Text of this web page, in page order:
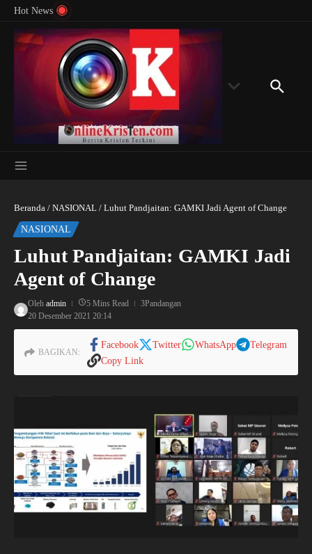
Lewati ke konten
Hot News
Beranda / NASIONAL / Luhut Pandjaitan: GAMKI Jadi Agent of Change
NASIONAL
Luhut Pandjaitan: GAMKI Jadi
Agent of Change
Oleh admin 5 Mins Read
3Pandangan
20 Desember 2021 20:14
BAGIKAN:
Facebook Twitter WhatsApp
Telegram
Copy Link